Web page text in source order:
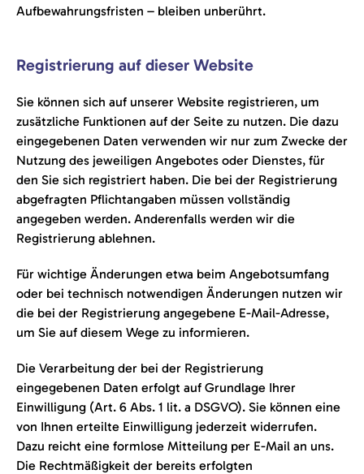
Aufbewahrungsfristen – bleiben unberührt.
Registrierung auf dieser Website
Sie können sich auf unserer Website registrieren, um
zusätzliche Funktionen auf der Seite zu nutzen. Die dazu
eingegebenen Daten verwenden wir nur zum Zwecke der
Nutzung des jeweiligen Angebotes oder Dienstes, für
den Sie sich registriert haben. Die bei der Registrierung
abgefragten Pflichtangaben müssen vollständig
angegeben werden. Anderenfalls werden wir die
Registrierung ablehnen.
Für wichtige Änderungen etwa beim Angebotsumfang
oder bei technisch notwendigen Änderungen nutzen wir
die bei der Registrierung angegebene E-Mail-Adresse,
um Sie auf diesem Wege zu informieren.
Die Verarbeitung der bei der Registrierung
eingegebenen Daten erfolgt auf Grundlage Ihrer
Einwilligung (Art. 6 Abs. 1 lit. a DSGVO). Sie können eine
von Ihnen erteilte Einwilligung jederzeit widerrufen.
Dazu reicht eine formlose Mitteilung per E-Mail an uns.
Die Rechtmäßigkeit der bereits erfolgten